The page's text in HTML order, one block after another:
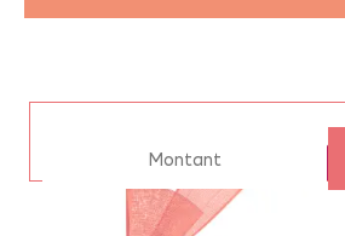
INSTITUT DE BEAUTÉ À